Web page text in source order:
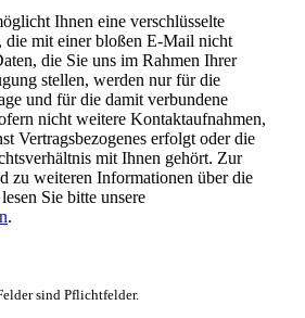
Ihnen eine verschlüsselte
die mit einer bloßen E-Mail nicht
die Sie uns im Rahmen Ihrer
stellen, werden nur für die
und für die damit verbundene
nicht weitere Kontaktaufnahmen,
Vertragsbezogenes erfolgt oder die
mit Ihnen gehört. Zur
zu weiteren Informationen über die
Sie bitte unsere
.
sind Pflichtfelder.